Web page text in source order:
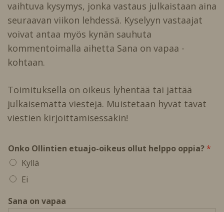
vaihtuva kysymys, jonka vastaus julkaistaan aina
seuraavan viikon lehdessä. Kyselyyn vastaajat
voivat antaa myös kynän sauhuta
kommentoimalla aihetta Sana on vapaa -
kohtaan.
Toimituksella on oikeus lyhentää tai jättää
julkaisematta viestejä. Muistetaan hyvät tavat
viestien kirjoittamisessakin!
Onko Ollintien etuajo-oikeus ollut helppo oppia? *
Kyllä
Ei
O
lSana on vapaa